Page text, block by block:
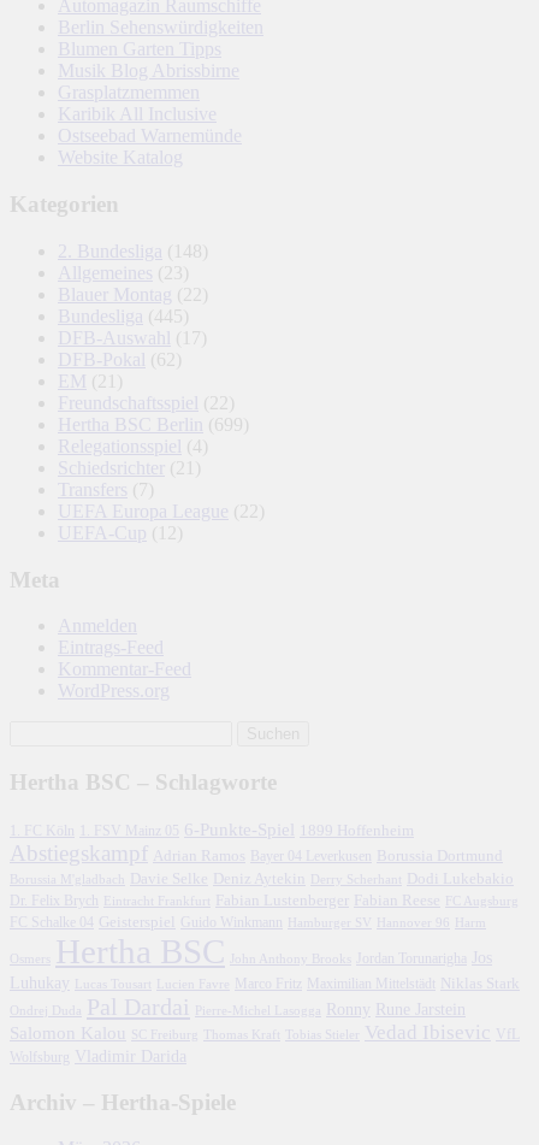
Automagazin Raumschiffe
Berlin Sehenswürdigkeiten
Blumen Garten Tipps
Musik Blog Abrissbirne
Grasplatzmemmen
Karibik All Inclusive
Ostseebad Warnemünde
Website Katalog
Kategorien
2. Bundesliga (148)
Allgemeines (23)
Blauer Montag (22)
Bundesliga (445)
DFB-Auswahl
(17)
DFB-Pokal (62)
EM (21)
Freundschaftsspiel (22)
Hertha BSC Berlin
(699)
Relegationsspiel (4)
Schiedsrichter
(21)
Transfers (7)
UEFA Europa League (22)
UEFA-Cup (12)
Meta
Anmelden
Eintrags-Feed
Kommentar-Feed
WordPress.org
Hertha BSC – Schlagworte
1. FC Köln 1. FSV Mainz 05 6-Punkte-Spiel 1899 Hoffenheim
Abstiegskampf Adrian Ramos Bayer 04 Leverkusen Borussia Dortmund
Borussia M'gladbach Davie Selke Deniz Aytekin Derry Scherhant
Dodi Lukebakio
Dr. Felix Brych
Fabian Lustenberger Fabian Reese
FC Schalke 04 Geisterspiel Guido Winkmann Hamburger SV
Hertha BSC Jordan Torunarigha
Jos
Luhukay
Marco Fritz Maximilian Mittelstädt Niklas Stark
Pal Dardai Pierre-Michel Lasogga Ronny Rune Jarstein
Salomon Kalou SC Freiburg Thomas Kraft Tobias Stieler Vedad Ibisevic
VfL
Wolfsburg Vladimir Darida
Archiv – Hertha-Spiele